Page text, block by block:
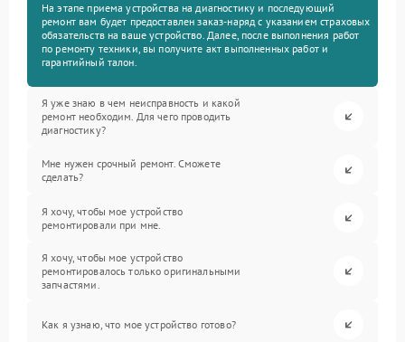
На этапе приема устройства на диагностику и последующий
ремонт вам будет предоставлен заказ-наряд с указанием страховых
обязательств на ваше устройство. Далее, после выполнения работ
по ремонту техники, вы получите акт выполненных работ и
гарантийный талон.
Я уже знаю в чем неисправность и какой
ремонт необходим. Для чего проводить
диагностику?
Мне нужен срочный ремонт. Сможете
сделать?
Я хочу, чтобы мое устройство
ремонтировали при мне.
Я хочу, чтобы мое устройство
ремонтировалось только оригинальными
запчастями.
Как я узнаю, что мое устройство готово?